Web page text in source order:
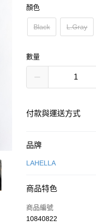
顏色
Black L.Gray
數量
付款與運送方式
付款方式
信用卡一次付款
Apple Pay
品牌
LAHELLA
商品特色
商品編號
10840822